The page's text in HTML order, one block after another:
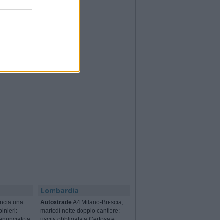
una
Lombardia
Autostrade A4 Milano-Brescia,
martedì notte doppio cantiere: